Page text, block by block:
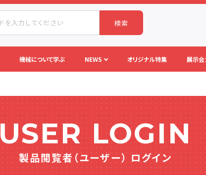
検索
機械について学ぶ NEWS オリジナル特集 展示会
USER LOGIN
製品閲覧者（ユーザー） ログイン